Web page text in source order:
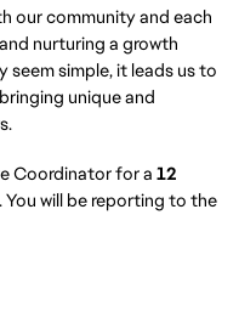
our community and each
nurturing a growth
seem simple, it leads us to
unique and
Coordinator for a 12
will be reporting to the